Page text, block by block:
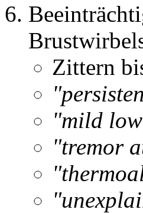
Zittern
"mild
"tremor